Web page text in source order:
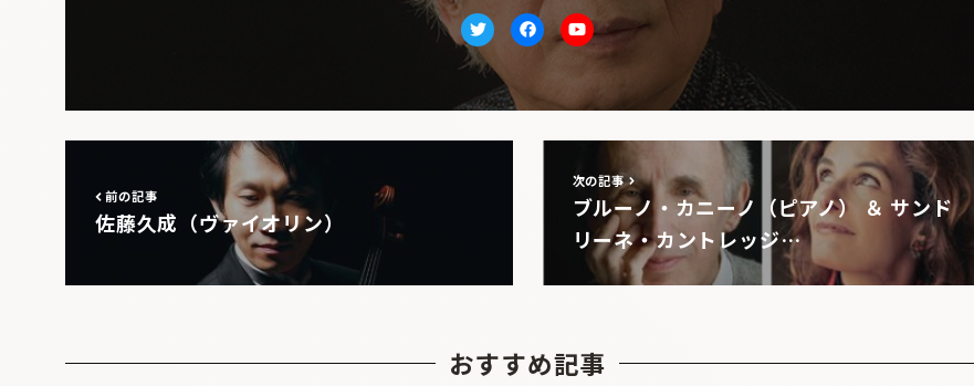
TwitterfacebookYoutube
前の記事
佐藤久成（ヴァイオリン）
次の記事
ブルーノ・カニーノ（ピアノ） ＆ サンド
リーネ・カントレッジ…
おすすめ記事